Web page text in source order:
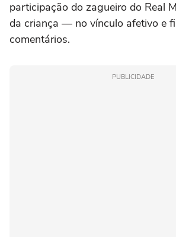
participação do zagueiro do Real
da criança — no vínculo afetivo e
comentários.
PUBLICIDADE